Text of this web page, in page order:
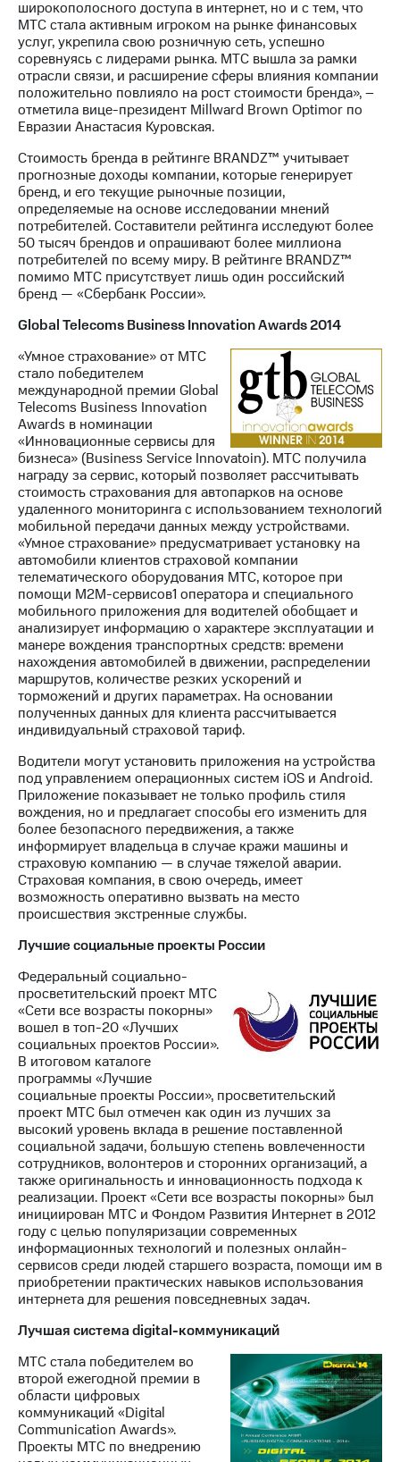
широкополосного доступа в интернет, но и с тем, что
МТС стала активным игроком на рынке финансовых
услуг, укрепила свою розничную сеть, успешно
соревнуясь с лидерами рынка. МТС вышла за рамки
отрасли связи, и расширение сферы влияния компании
положительно повлияло на рост стоимости бренда», –
отметила вице-президент Millward Brown Optimor по
Евразии Анастасия Куровская.
Стоимость бренда в рейтинге BRANDZ™ учитывает
прогнозные доходы компании, которые генерирует
бренд, и его текущие рыночные позиции,
определяемые на основе исследовании мнений
потребителей. Составители рейтинга исследуют более
50 тысяч брендов и опрашивают более миллиона
потребителей по всему миру. В рейтинге BRANDZ™
помимо МТС присутствует лишь один российский
бренд — «Сбербанк России».
Global Telecoms Business Innovation Awards 2014
«Умное страхование» от МТС
стало победителем
международной премии Global
Telecoms Business Innovation
Awards в номинации
«Инновационные сервисы для
бизнеса» (Business Service Innovatoin). МТС получила
награду за сервис, который позволяет рассчитывать
стоимость страхования для автопарков на основе
удаленного мониторинга с использованием технологий
мобильной передачи данных между устройствами.
«Умное страхование» предусматривает установку на
автомобили клиентов страховой компании
телематического оборудования МТС, которое при
помощи М2М-сервисов1 оператора и специального
мобильного приложения для водителей обобщает и
анализирует информацию о характере эксплуатации и
манере вождения транспортных средств: времени
нахождения автомобилей в движении, распределении
маршрутов, количестве резких ускорений и
торможений и других параметрах. На основании
полученных данных для клиента рассчитывается
индивидуальный страховой тариф.
Водители могут установить приложения на устройства
под управлением операционных систем iOS и Android.
Приложение показывает не только профиль стиля
вождения, но и предлагает способы его изменить для
более безопасного передвижения, а также
информирует владельца в случае кражи машины и
страховую компанию — в случае тяжелой аварии.
Страховая компания, в свою очередь, имеет
возможность оперативно вызвать на место
происшествия экстренные службы.
Лучшие социальные проекты России
Федеральный социально-
просветительский проект МТС
«Сети все возрасты покорны»
вошел в топ-20 «Лучших
социальных проектов России».
В итоговом каталоге
программы «Лучшие
социальные проекты России», просветительский
проект МТС был отмечен как один из лучших за
высокий уровень вклада в решение поставленной
социальной задачи, большую степень вовлеченности
сотрудников, волонтеров и сторонних организаций, а
также оригинальность и инновационность подхода к
реализации. Проект «Сети все возрасты покорны» был
инициирован МТС и Фондом Развития Интернет в 2012
году с целью популяризации современных
информационных технологий и полезных онлайн-
сервисов среди людей старшего возраста, помощи им в
приобретении практических навыков использования
интернета для решения повседневных задач.
Лучшая система digital-коммуникаций
МТС стала победителем во
второй ежегодной премии в
области цифровых
коммуникаций «Digital
Communication Awards».
Проекты МТС по внедрению